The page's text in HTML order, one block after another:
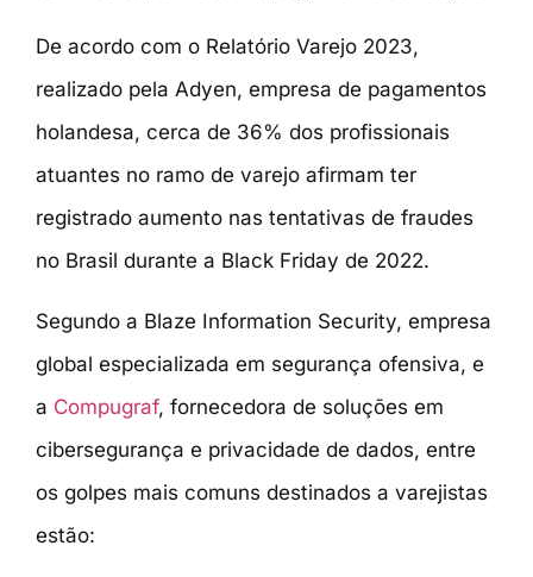
De acordo com o Relatório Varejo 2023,
realizado pela Adyen, empresa de pagamentos
holandesa, cerca de 36% dos profissionais
atuantes no ramo de varejo afirmam ter
registrado aumento nas tentativas de fraudes
no Brasil durante a Black Friday de 2022.
Segundo a Blaze Information Security, empresa
global especializada em segurança ofensiva, e
a Compugraf, fornecedora de soluções em
cibersegurança e privacidade de dados, entre
os golpes mais comuns destinados a varejistas
estão: